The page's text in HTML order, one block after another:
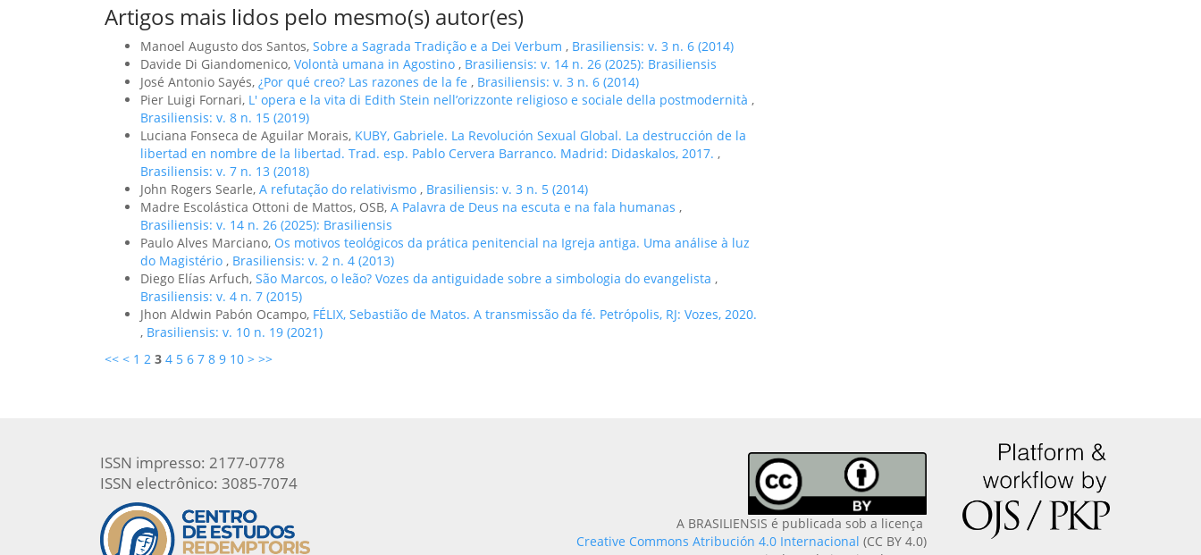
Artigos mais lidos pelo mesmo(s) autor(es)
Manoel Augusto dos Santos, Sobre a Sagrada Tradição e a Dei Verbum , Brasiliensis: v. 3 n. 6 (2014)
Davide Di Giandomenico, Volontà umana in Agostino , Brasiliensis: v. 14 n. 26 (2025): Brasiliensis
José Antonio Sayés, ¿Por qué creo? Las razones de la fe , Brasiliensis: v. 3 n. 6 (2014)
Pier Luigi Fornari, L' opera e la vita di Edith Stein nell’orizzonte religioso e sociale della postmodernità ,
Brasiliensis: v. 8 n. 15 (2019)
Luciana Fonseca de Aguilar Morais, KUBY, Gabriele. La Revolución Sexual Global. La destrucción de la
libertad en nombre de la libertad. Trad. esp. Pablo Cervera Barranco. Madrid: Didaskalos, 2017. ,
Brasiliensis: v. 7 n. 13 (2018)
John Rogers Searle, A refutação do relativismo , Brasiliensis: v. 3 n. 5 (2014)
Madre Escolástica Ottoni de Mattos, OSB, A Palavra de Deus na escuta e na fala humanas ,
Brasiliensis: v. 14 n. 26 (2025): Brasiliensis
Paulo Alves Marciano, Os motivos teológicos da prática penitencial na Igreja antiga. Uma análise à luz
do Magistério , Brasiliensis: v. 2 n. 4 (2013)
Diego Elías Arfuch, São Marcos, o leão? Vozes da antiguidade sobre a simbologia do evangelista ,
Brasiliensis: v. 4 n. 7 (2015)
Jhon Aldwin Pabón Ocampo, FÉLIX, Sebastião de Matos. A transmissão da fé. Petrópolis, RJ: Vozes, 2020.
, Brasiliensis: v. 10 n. 19 (2021)
<< < 1 2 3 4 5 6 7 8 9 10 > >>
ISSN impresso: 2177-0778
ISSN electrônico: 3085-7074
A BRASILIENSIS é publicada sob a licença
Creative Commons Atribución 4.0 Internacional (CC BY 4.0)